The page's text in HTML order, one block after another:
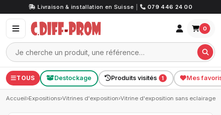
Livraison & installation en Suisse 079 446 24 00
0
TOUS Destockage Produits visités 1 Mes
Accueil›Expositions›Vitrines d'exposition›Vitrine d'exposition sans eclairage